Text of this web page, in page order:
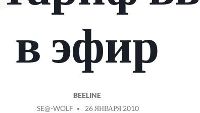
в эфир
BEELINE
СООБЩЕНИЕ
SE@-WOLF 26 ЯНВАРЯ 2010